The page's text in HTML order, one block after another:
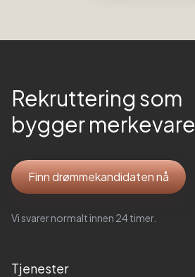
Rekruttering som
bygger merkevare
Finn drømmekandidaten nå
Vi svarer normalt innen 24 timer.
Tjenester